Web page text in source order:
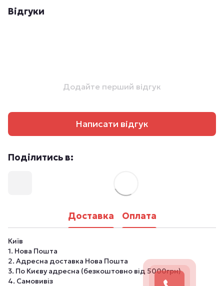
Відгуки
Додайте перший відгук
Написати відгук
Поділитись в:
Доставка Оплата
Київ
1. Нова Пошта
2. Адресна доставка Нова Пошта
3. По Києву адресна (безкоштовно від 5000грн)
4. Самовивіз